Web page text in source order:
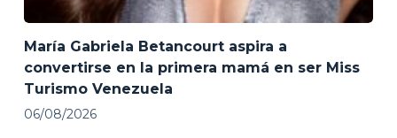
María Gabriela Betancourt aspira a
convertirse en la primera mamá en ser Miss
Turismo Venezuela
06/08/2026